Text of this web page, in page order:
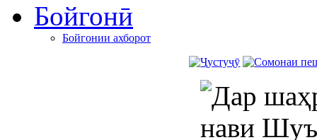
Бойгонӣ
Бойгонии ахборот